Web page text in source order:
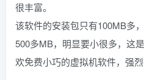
很丰富。
该软件的安装包只有100MB多
500多MB，明显要小很多，这
欢免费小巧的虚拟机软件，强